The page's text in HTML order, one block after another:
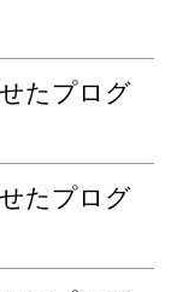
たプログ
たプログ